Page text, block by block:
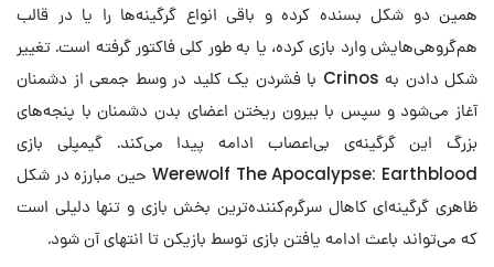
همین دو شکل بسنده کرده و باقی انواع گرگینه‌ها را یا در قالب
هم‌گروهی‌هایش وارد بازی کرده، یا به طور کلی فاکتور گرفته است. تغییر
شکل دادن به Crinos با فشردن یک کلید در وسط جمعی از دشمنان
آغاز می‌شود و سپس با بیرون ریختن اعضای بدن دشمنان با پنجه‌های
بزرگ این گرگینه‌ی بی‌اعصاب ادامه پیدا می‌کند. گیمپلی بازی
Werewolf The Apocalypse: Earthblood حین مبارزه در شکل
ظاهری گرگینه‌ای کاهال سرگرم‌کننده‌ترین بخش بازی و تنها دلیلی است
که می‌تواند باعث ادامه یافتن بازی توسط بازیکن تا انتهای آن شود.